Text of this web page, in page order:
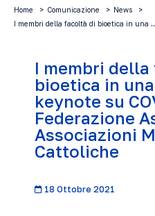
Home Comunicazione
News
I membri della facoltà di bioetica in una
I membri
bioetica in
keynote su
Federazione
Associazioni
Cattoliche
18 Ottobre 2021